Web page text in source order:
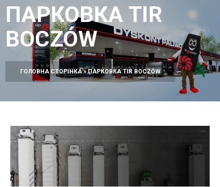
ПАРКОВКА TIR
BOCZÓW
ГОЛОВНА СТОРІНКА»ПАРКОВКА TIR BOCZÓW